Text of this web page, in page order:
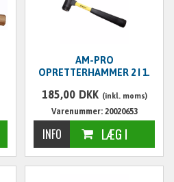
AM-PRO
OPRETTERHAMMER 2 I 1.
185,00 DKK (inkl. moms)
Varenummer: 20020653